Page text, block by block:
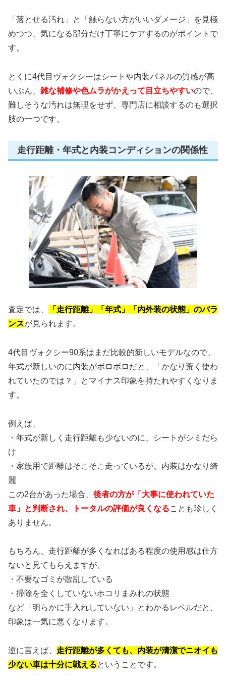
「落とせる汚れ」と「触らない方がいいダメージ」を見極
めつつ、気になる部分だけ丁寧にケアするのがポイントで
す。
とくに4代目ヴォクシーはシートや内装パネルの質感が高
いぶん、 雑な補修や色ムラがかえって目立ちやすいので、
難しそうな汚れは無理をせず、専門店に相談するのも選択
肢の一つです。
走行距離・年式と内装コンディションの関係性
査定では、
「走行距離」「年式」「内外装の状態」のバラ
ンスが見られます。
4代目ヴォクシー90系はまだ比較的新しいモデルなので、
年式が新しいのに内装がボロボロだと、「かなり荒く使わ
れていたのでは？」とマイナス印象を持たれやすくなりま
す。
例えば、
・年式が新しく走行距離も少ないのに、シートがシミだら
け
・家族用で距離はそこそこ走っているが、内装はかなり綺
麗
この2台があった場合、 後者の方が「大事に使われていた
車」と判断され、トータルの評価が良くなることも珍しく
ありません。
もちろん、走行距離が多くなればある程度の使用感は仕方
ないと見てもらえますが、
・不要なゴミが散乱している
・掃除を全くしていないホコリまみれの状態
など「明らかに手入れしていない」とわかるレベルだと、
印象は一気に悪くなります。
逆に言えば、 走行距離が多くても、内装が清潔でニオイも
少ない車は十分に戦えるということです。